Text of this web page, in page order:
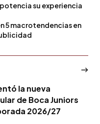
su experiencia
5 macrotendencias en
la nueva
de Boca Juniors
2026/27